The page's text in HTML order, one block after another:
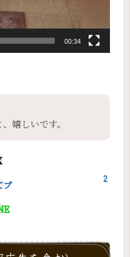
00:34
嬉しいです。
ブ
2